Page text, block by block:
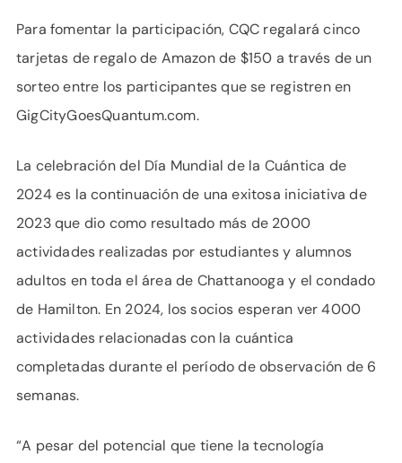
Para fomentar la participación, CQC regalará cinco
tarjetas de regalo de Amazon de $150 a través de un
sorteo entre los participantes que se registren en
GigCityGoesQuantum.com.
La celebración del Día Mundial de la Cuántica de
2024 es la continuación de una exitosa iniciativa de
2023 que dio como resultado más de 2000
actividades realizadas por estudiantes y alumnos
adultos en toda el área de Chattanooga y el condado
de Hamilton. En 2024, los socios esperan ver 4000
actividades relacionadas con la cuántica
completadas durante el período de observación de 6
semanas.
“A pesar del potencial que tiene la tecnología